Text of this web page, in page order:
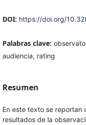
DOI: https://doi.org/
Palabras clave:
audiencia, rating
Resumen
En este texto se reportan
resultados de la